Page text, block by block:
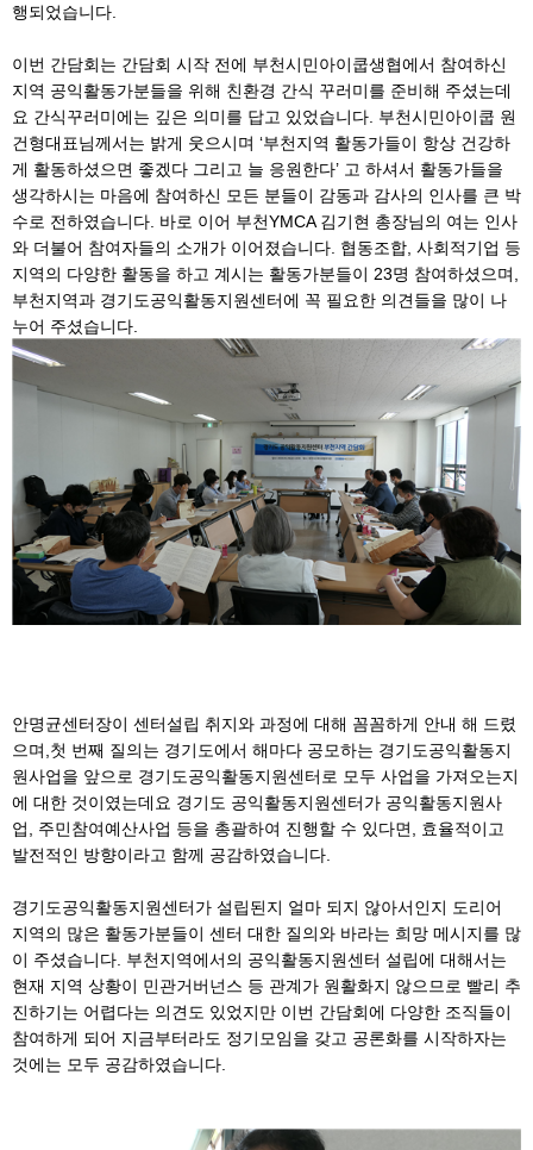
행되었습니다.
이번 간담회는 간담회 시작 전에 부천시민아이쿱생협에서 참여하신
지역 공익활동가분들을 위해 친환경 간식 꾸러미를 준비해 주셨는데
요 간식꾸러미에는 깊은 의미를 답고 있었습니다. 부천시민아이쿱 원
건형대표님께서는 밝게 웃으시며 ‘부천지역 활동가들이 항상 건강하
게 활동하셨으면 좋겠다 그리고 늘 응원한다’ 고 하셔서 활동가들을
생각하시는 마음에 참여하신 모든 분들이 감동과 감사의 인사를 큰 박
수로 전하였습니다. 바로 이어 부천YMCA 김기현 총장님의 여는 인사
와 더불어 참여자들의 소개가 이어졌습니다. 협동조합, 사회적기업 등
지역의 다양한 활동을 하고 계시는 활동가분들이 23명 참여하셨으며,
부천지역과 경기도공익활동지원센터에 꼭 필요한 의견들을 많이 나
누어 주셨습니다.
안명균센터장이 센터설립 취지와 과정에 대해 꼼꼼하게 안내 해 드렸
으며,첫 번째 질의는 경기도에서 해마다 공모하는 경기도공익활동지
원사업을 앞으로 경기도공익활동지원센터로 모두 사업을 가져오는지
에 대한 것이였는데요 경기도 공익활동지원센터가 공익활동지원사
업, 주민참여예산사업 등을 총괄하여 진행할 수 있다면, 효율적이고
발전적인 방향이라고 함께 공감하였습니다.
경기도공익활동지원센터가 설립된지 얼마 되지 않아서인지 도리어
지역의 많은 활동가분들이 센터 대한 질의와 바라는 희망 메시지를 많
이 주셨습니다. 부천지역에서의 공익활동지원센터 설립에 대해서는
현재 지역 상황이 민관거버넌스 등 관계가 원활화지 않으므로 빨리 추
진하기는 어렵다는 의견도 있었지만 이번 간담회에 다양한 조직들이
참여하게 되어 지금부터라도 정기모임을 갖고 공론화를 시작하자는
것에는 모두 공감하였습니다.